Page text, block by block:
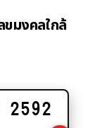
ขมงคลใกล้
Add